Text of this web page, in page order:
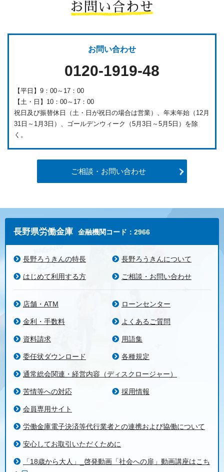
お問い合わせ
お問い合わせ
0120-1919-48
【平日】9：00～17：00
【土・日】10：00～17：00
祝日及び振替休日（土・日が祝日の場合は営業）、年末年始（12月
31日～1月3日）、ゴールデンウィーク（5月3日～5月5日）を除
く。
ご相談・お問い合わせ
長野県労働金庫 金融機関コード：2966
長野ろうきんの特長 長野ろうきんについて
はじめて利用する方 ご相談・お問い合わせ
店舗・ATM ローンセンター
金利・手数料 よくあるご質問
資料請求 用語集
委任状ダウンロード 各種規定
通常総会関連・経営内容（ディスクロージャー）
苦情等への対応 採用情報
会員専用サイト
労働金庫電子決済等代行業者との連携および協働について
安心してお取引いただくために
「18歳から大人」_啓発動画「社会への扉」動画講座はこち